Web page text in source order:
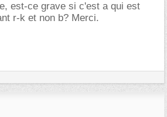
est-ce grave si c'est a qui est
r-k et non b? Merci.